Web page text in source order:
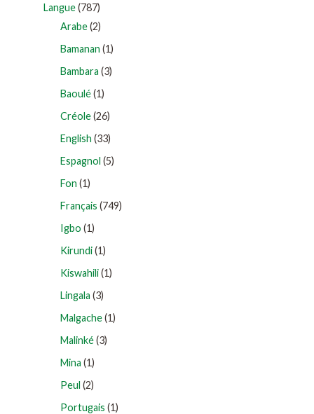
Langue(787)
Arabe(2)
Bamanan (1)
Bambara (3)
Baoulé(1)
Créole(26)
English (33)
Espagnol (5)
Fon (1)
Français (749)
Igbo (1)
Kirundi(1)
Kiswahili(1)
Lingala (3)
Malgache(1)
Malinké(3)
Mina (1)
Peul (2)
Portugais (1)